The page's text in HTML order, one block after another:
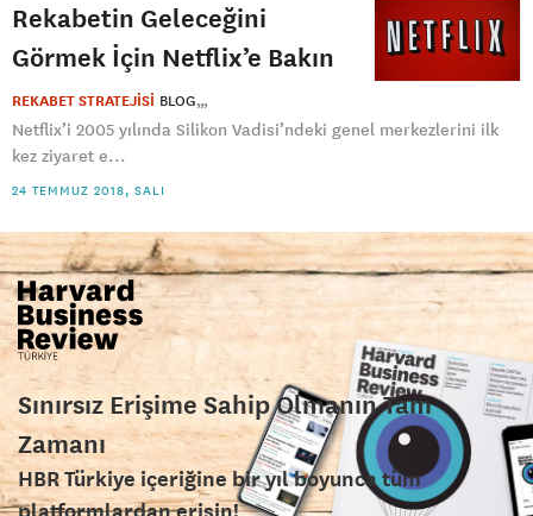
Rekabetin Geleceğini
Görmek İçin Netflix’e Bakın
REKABET STRATEJİSİ BLOG
Netflix’i 2005 yılında Silikon Vadisi’ndeki genel merkezlerini ilk
kez ziyaret e...
24 TEMMUZ 2018, SALI
Sınırsız Erişime Sahip Olmanın Tam
Zamanı
HBR Türkiye içeriğine bir yıl boyunca tüm